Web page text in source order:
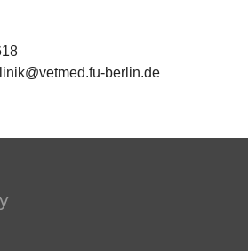
berlin.de